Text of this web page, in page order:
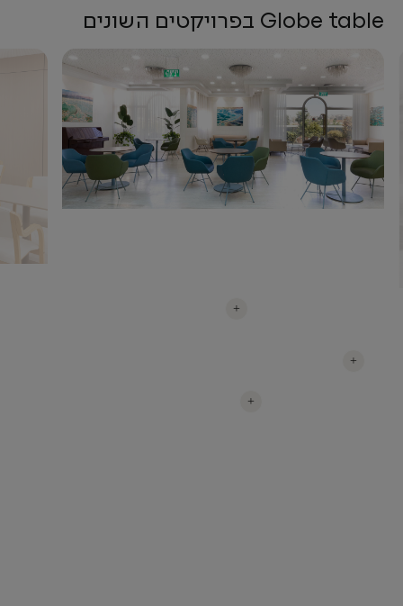
Globe table בפרויקטים השונים
+
+
+